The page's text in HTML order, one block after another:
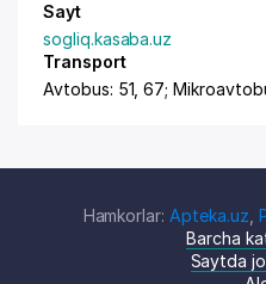
Sayt
sogliq.kasaba.uz
Transport
Avtobus: 51, 67;
Hamkorlar: Apteka.uz
Barcha
Saytda